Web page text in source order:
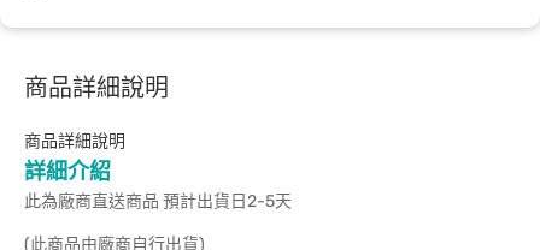
商品詳細說明
商品詳細說明
詳細介紹
此為廠商直送商品 預計出貨日2-5天
(此商品由廠商自行出貨)